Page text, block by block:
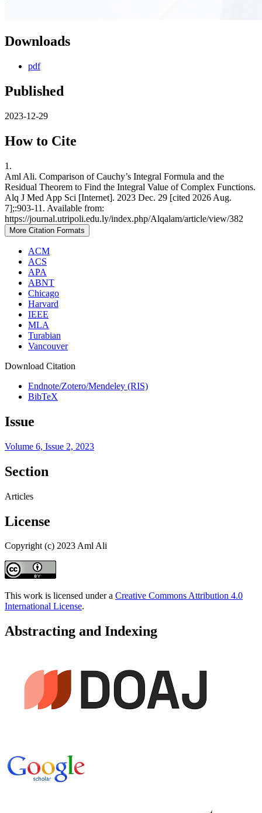
Downloads
pdf
Published
2023-12-29
How to Cite
1.
Aml Ali. Comparison of Cauchy’s Integral Formula and the
Residual Theorem to Find the Integral Value of Complex Functions.
Alq J Med App Sci [Internet]. 2023 Dec. 29 [cited 2026 Aug.
7];:903-11. Available from:
https://journal.utripoli.edu.ly/index.php/Alqalam/article/view/382
More Citation Formats
ACM
ACS
APA
ABNT
Chicago
Harvard
IEEE
MLA
Turabian
Vancouver
Download Citation
Endnote/Zotero/Mendeley (RIS)
BibTeX
Issue
Volume 6, Issue 2, 2023
Section
Articles
License
Copyright (c) 2023 Aml Ali
This work is licensed under a Creative Commons Attribution 4.0
International License.
Abstracting and Indexing